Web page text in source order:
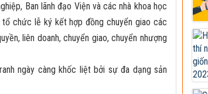
Ban lãnh đạo Viện và các nhà khoa học
chức lễ ký kết hợp đồng chuyển giao các
liên doanh, chuyển giao, chuyển nhượng
ngày càng khốc liệt bởi sự đa dạng sản